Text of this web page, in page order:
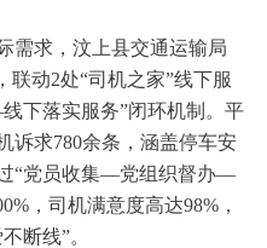
需求，汶上县交通运输局
联动2处“司机之家”线下服
下落实服务”闭环机制。平
诉求780余条，涵盖停车安
“党员收集—党组织督办—
，司机满意度高达98%，
断线”。